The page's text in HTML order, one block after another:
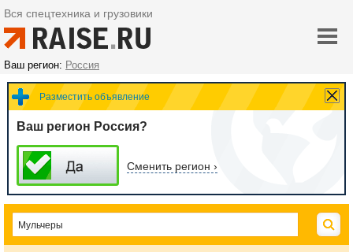
Вся спецтехника и грузовики
Ваш регион: Россия
Разместить объявление
Ваш регион Россия?
Сменить регион ›